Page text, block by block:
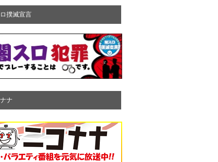
撲滅宣言
ナ